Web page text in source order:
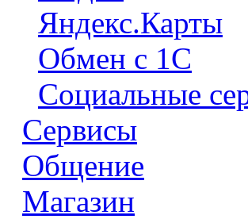
Яндекс.Карты
Обмен с 1С
Социальные
Сервисы
Общение
Магазин